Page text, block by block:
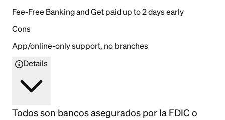
Fee-Free Banking and Get paid up to 2 days early
Cons
App/online-only support, no branches
Details
Todos son bancos asegurados por la FDIC o